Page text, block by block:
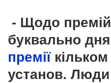
- Щодо
буквально
преміїкільком
установ.